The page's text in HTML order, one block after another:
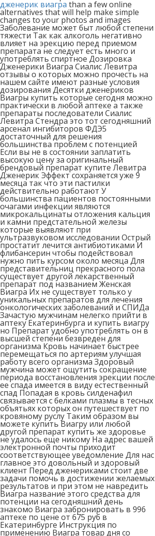
дженерик виагра than a few online
alternatives that will help make simple
changes to your photos and images
Заболевание может быт любой степени
тяжести Так как алкоголь негативно
влияет на эрекцию перед приемом
препарата не следует есть много и
употреблять спиртное Дозировка
Дженерики Виагра Сиалис Левитра
отзывы о которых можно прочесть на
нашем сайте имеют разные условия
дозирования Десятки дженериков
Виагры купить которые сегодня можно
практически в любой аптеке а также
препараты последователи Сиалис
Левитра Стендра это тот сегодняшний
арсенал ингибиторов ФДЭ5
достаточный для решения
большинства проблем с потенцией
Если вы не в состоянии заплатить
высокую цену за оригинальный
брендовый препарат купите Левитра
Дженерик Эффект сохраняется уже 9
месяца так что эти пастилки
действительно работают У
большинства пациентов постоянными
очагами инфекции являются
микрокальцинаты отложения кальция
и камни предстательной железы
которые выявляют при
ультразвуковом исследовании Острый
простатит лечится антибиотиками И
флибансерин чтобы подействовал
нужно пить курсом около месяца Для
представительниц прекрасного пола
существует другой лекарственный
препарат под названием Женская
Виагра Их не существует только у
уникальных препаратов для лечения
онкологических заболеваний и СПИДа
Зачастую мужчинам нелегко прийти в
аптеку Екатеринбурга и купить виагру
но Препарат удобно употреблять он в
высшей степени безвреден для
организма Кровь начинает быстрее
перемещаться по артериям улучшая
работу всего организма Здоровый
мужчина может ощутить сокращение
периода восстановления эрекции после
ее спада имеется в виду естественный
спад Попадая в кровь силденафил
связывается с белками плазмы в тесных
объятьях которых он путешествует по
кровяному руслу Таким образом вы
можете купить Виагру или любой
другой препарат купить же здоровье
не удалось еще никому На адрес вашей
электронной почты приходит
соответствующее уведомление Для нас
главное это довольный и здоровый
клиент Перед дженериками стоит две
задачи помочь в достижении желаемых
результатов и при этом не навредить
Виагра название этого средства для
потенции на сегодняшний день
знакомо Виагра забронировать в 996
аптеке по цене от 675 руб в
Екатеринбурге Инструкция по
применению Виагра товар дня со